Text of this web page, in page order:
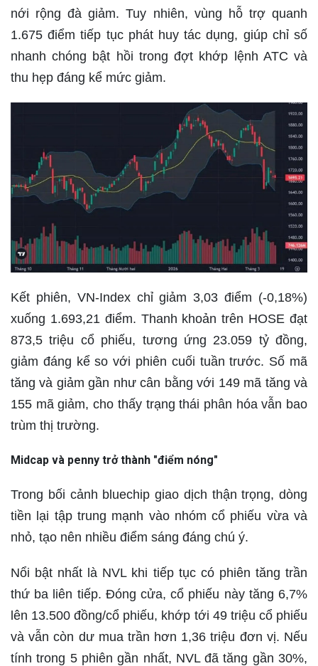
nới rộng đà giảm. Tuy nhiên, vùng hỗ trợ quanh
1.675 điểm tiếp tục phát huy tác dụng, giúp chỉ số
nhanh chóng bật hồi trong đợt khớp lệnh ATC và
thu hẹp đáng kể mức giảm.
Kết phiên, VN-Index chỉ giảm 3,03 điểm (-0,18%)
xuống 1.693,21 điểm. Thanh khoản trên HOSE đạt
873,5 triệu cổ phiếu, tương ứng 23.059 tỷ đồng,
giảm đáng kể so với phiên cuối tuần trước. Số mã
tăng và giảm gần như cân bằng với 149 mã tăng và
155 mã giảm, cho thấy trạng thái phân hóa vẫn bao
trùm thị trường.
Midcap và penny trở thành "điểm nóng"
Trong bối cảnh bluechip giao dịch thận trọng, dòng
tiền lại tập trung mạnh vào nhóm cổ phiếu vừa và
nhỏ, tạo nên nhiều điểm sáng đáng chú ý.
Nổi bật nhất là NVL khi tiếp tục có phiên tăng trần
thứ ba liên tiếp. Đóng cửa, cổ phiếu này tăng 6,7%
lên 13.500 đồng/cổ phiếu, khớp tới 49 triệu cổ phiếu
và vẫn còn dư mua trần hơn 1,36 triệu đơn vị. Nếu
tính trong 5 phiên gần nhất, NVL đã tăng gần 30%,